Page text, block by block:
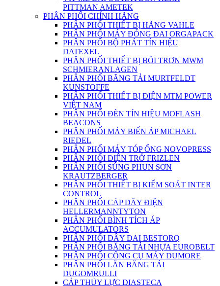
PITTMAN AMETEK
PHÂN PHỐI CHÍNH HÃNG
PHÂN PHỐI THIẾT BỊ HÃNG VAHLE
PHÂN PHỐI MÁY ĐÓNG ĐAI ORGAPACK
PHÂN PHỐI BỘ PHÁT TÍN HIỆU
DATEXEL
PHÂN PHỐI THIẾT BỊ BÔI TRƠN MWM
SCHMIERANLAGEN
PHÂN PHỐI BĂNG TẢI MURTFELDT
KUNSTOFFE
PHÂN PHỐI THIẾT BỊ ĐIỆN MTM POWER
VIỆT NAM
PHÂN PHỐI ĐÈN TÍN HIỆU MOFLASH
BEACONS
PHÂN PHỐI MÁY BIẾN ÁP MICHAEL
RIEDEL
PHÂN PHỐI MÁY TÓP ỐNG NOVOPRESS
PHÂN PHỐI ĐIỆN TRỞ FRIZLEN
PHÂN PHỐI SÚNG PHUN SƠN
KRAUTZBERGER
PHÂN PHỐI THIẾT BỊ KIỂM SOÁT INTER
CONTROL
PHÂN PHỐI CÁP DÂY ĐIỆN
HELLERMANNTYTON
PHÂN PHỐI BÌNH TÍCH ÁP
ACCUMULATORS
PHÂN PHỐI DÂY ĐAI BESTORQ
PHÂN PHỐI BĂNG TẢI NHỰA EUROBELT
PHÂN PHỐI CÔNG CỤ MÁY DUMORE
PHÂN PHỐI LĂN BĂNG TẢI
DUGOMRULLI
CÁP THỦY LỰC DIASTECA